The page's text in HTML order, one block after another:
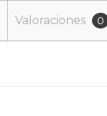
Valoraciones 0